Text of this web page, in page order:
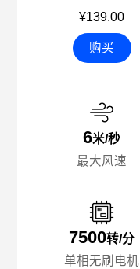
¥139.00
购买
6米/秒
最大风速
7500转/分
单相无刷电机